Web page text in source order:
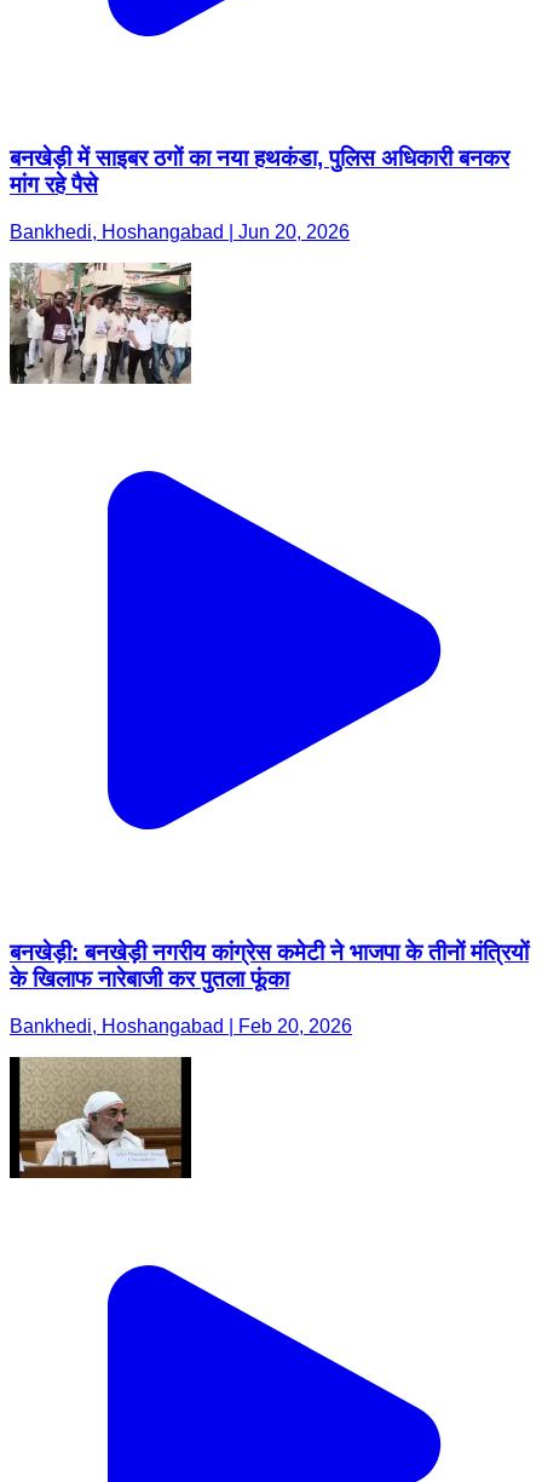
बनखेड़ी में साइबर ठगों का नया हथकंडा, पुलिस अधिकारी बनकर
मांग रहे पैसे
Bankhedi, Hoshangabad | Jun 20, 2026
बनखेड़ी: बनखेड़ी नगरीय कांग्रेस कमेटी ने भाजपा के तीनों मंत्रियों
के खिलाफ नारेबाजी कर पुतला फूंका
Bankhedi, Hoshangabad | Feb 20, 2026